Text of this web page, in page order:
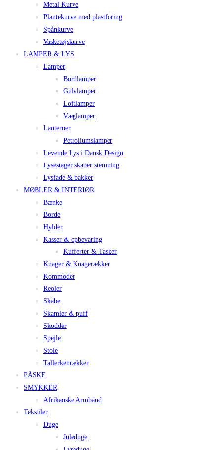
Metal Kurve
Plantekurve med plastforing
Spånkurve
Vasketøjskurve
LAMPER & LYS
Lamper
Bordlamper
Gulvlamper
Loftlamper
Væglamper
Lanterner
Petroliumslamper
Levende Lys i Dansk Design
Lysestager skaber stemning
Lysfade & bakker
MØBLER & INTERIØR
Bænke
Borde
Hylder
Kasser & opbevaring
Kufferter & Tasker
Knager & Knagerækker
Kommoder
Reoler
Skabe
Skamler & puff
Skodder
Spejle
Stole
Tallerkenrækker
PÅSKE
SMYKKER
Afrikanske Armbånd
Tekstiler
Duge
Juleduge